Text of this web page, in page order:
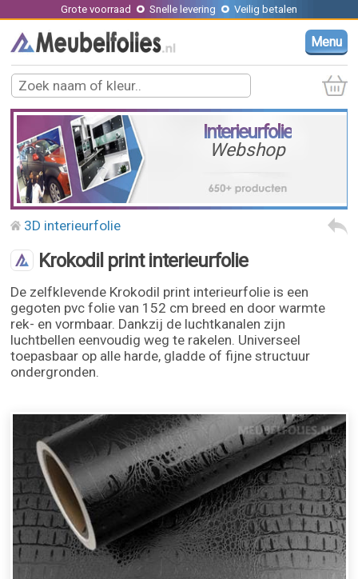
Grote voorraad Snelle levering Veilig betalen
Menu
Interieurfolie
Webshop
3D interieurfolie
Krokodil print interieurfolie
De zelfklevende Krokodil print interieurfolie is een
gegoten pvc folie van 152 cm breed en door warmte
rek- en vormbaar. Dankzij de luchtkanalen zijn
luchtbellen eenvoudig weg te rakelen. Universeel
toepasbaar op alle harde, gladde of fijne structuur
ondergronden.